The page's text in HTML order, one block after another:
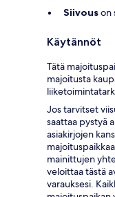
Siivouson
Käytännöt
Tätä
majoitusta
Jos tarvitset
saattaa pystyä
asiakirjojen
mainittujen
veloittaa tästä
varauksesi.